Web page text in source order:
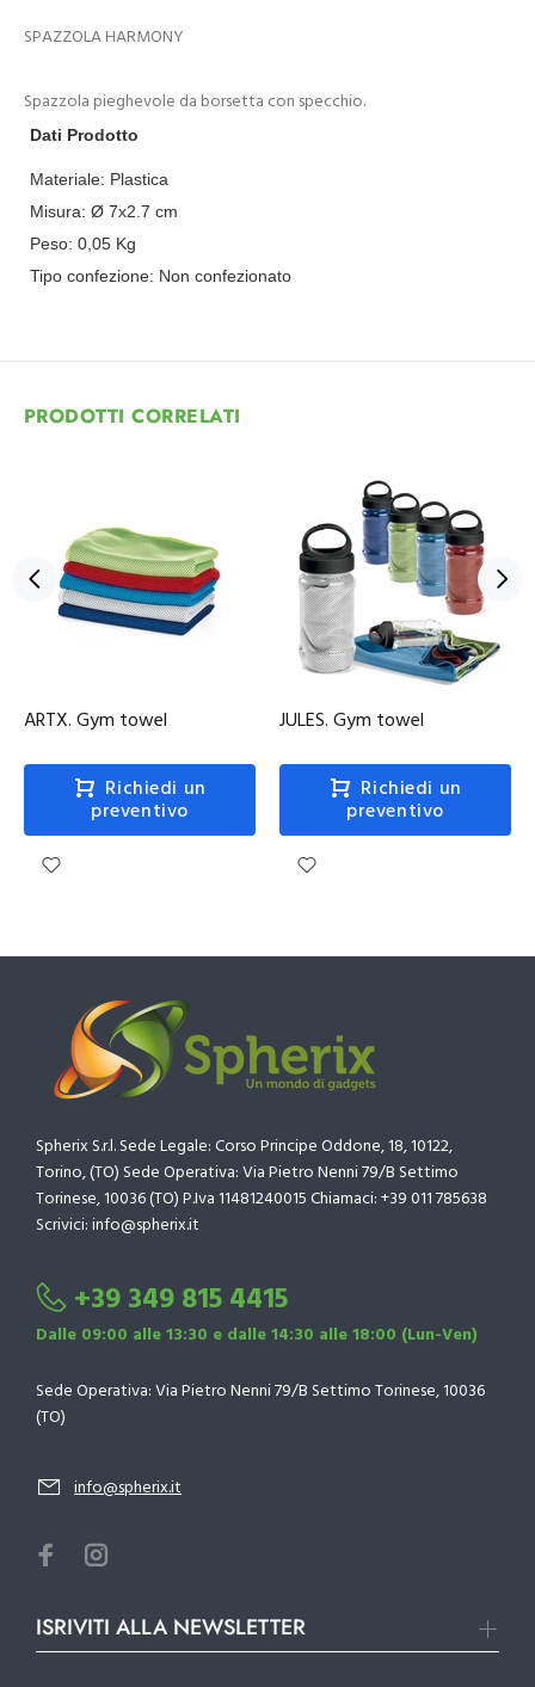
SPAZZOLA HARMONY
Spazzola pieghevole da borsetta con specchio.
Dati Prodotto
Materiale: Plastica
Misura: Ø 7x2.7 cm
Peso: 0,05 Kg
Tipo confezione: Non confezionato
PRODOTTI CORRELATI
ARTX. Gym towel
Richiedi un
preventivo
JULES. Gym towel
Richiedi un
preventivo
Spherix S.r.l. Sede Legale: Corso Principe Oddone, 18, 10122,
Torino, (TO) Sede Operativa: Via Pietro Nenni 79/B Settimo
Torinese, 10036 (TO) P.Iva 11481240015 Chiamaci: +39 011 785638
Scrivici: info@spherix.it
+39 349 815 4415
Dalle 09:00 alle 13:30 e dalle 14:30 alle 18:00 (Lun-Ven)
Sede Operativa: Via Pietro Nenni 79/B Settimo Torinese, 10036
(TO)
info@spherix.it
ISRIVITI ALLA NEWSLETTER